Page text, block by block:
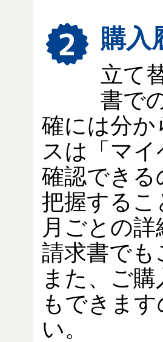
購入
立て
書で
確には分
スは「マ
確認でき
把握する
月ごとの
請求書で
また、ご
もできま
い。